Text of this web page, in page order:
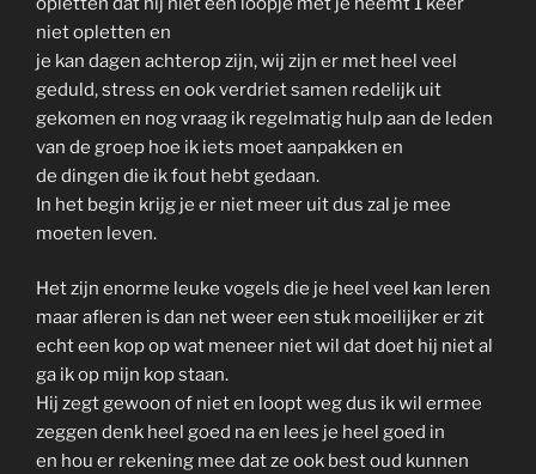
niet opletten en
je kan dagen achterop zijn, wij zijn er met heel veel
geduld, stress en ook verdriet samen redelijk uit
gekomen en nog vraag ik regelmatig hulp aan de leden
van de groep hoe ik iets moet aanpakken en
de dingen die ik fout hebt gedaan.
In het begin krijg je er niet meer uit dus zal je mee
moeten leven.
Het zijn enorme leuke vogels die je heel veel kan leren
maar afleren is dan net weer een stuk moeilijker er zit
echt een kop op wat meneer niet wil dat doet hij niet al
ga ik op mijn kop staan.
Hij zegt gewoon of niet en loopt weg dus ik wil ermee
zeggen denk heel goed na en lees je heel goed in
en hou er rekening mee dat ze ook best oud kunnen